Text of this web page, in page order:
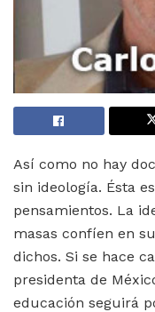
Así como no hay
sin ideología. Ésta
pensamientos. La
masas confíen en
dichos. Si se hace
presidenta de
educación seguirá